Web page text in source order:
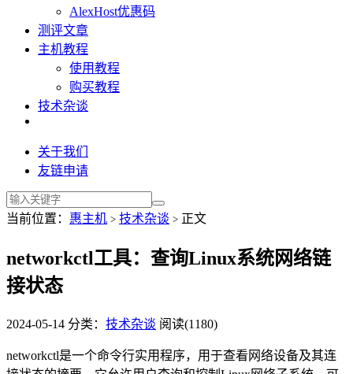
AlexHost优惠码
测评文章
主机教程
使用教程
购买教程
技术杂谈
关于我们
友链申请
当前位置： 惠主机 > 技术杂谈 > 正文
networkctl工具：查询Linux系统网络链
接状态
2024-05-14 分类： 技术杂谈 阅读(1180)
networkctl是一个命令行实用程序，用于查看网络设备及其连